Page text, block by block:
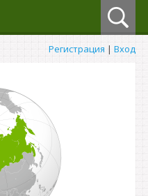
Регистрация | Вход